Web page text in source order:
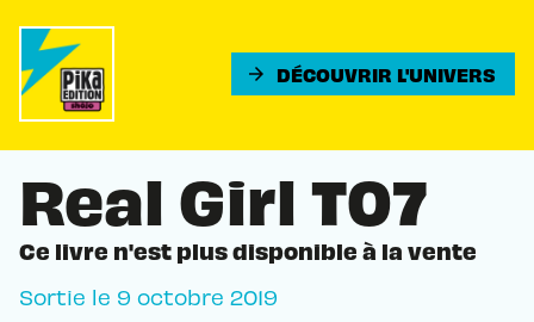
arrow_forward DÉCOUVRIR L'UNIVERS
Real Girl T07
Ce livre n'est plus disponible à la vente
Sortie le 9 octobre 2019